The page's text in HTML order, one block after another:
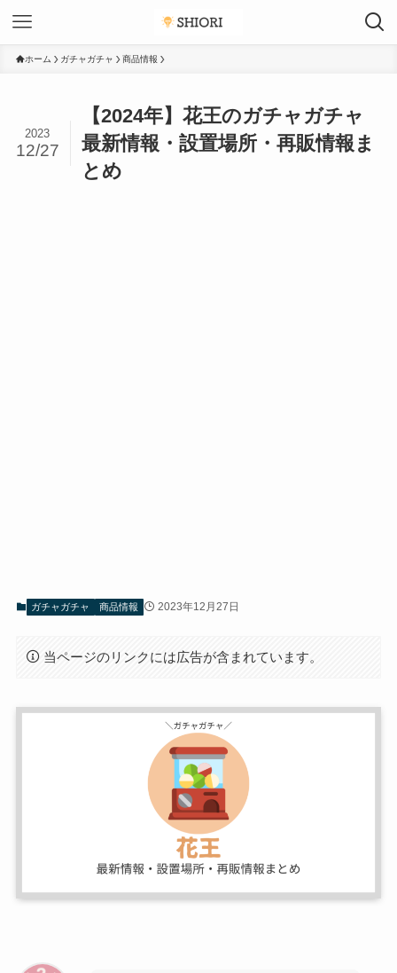
ホーム ガチャガチャ 商品情報
【2024年】花王のガチャガチャ
最新情報・設置場所・再販情報ま
とめ
2023
12/27
ガチャガチャ 商品情報 2023年12月27日
当ページのリンクには広告が含まれています。